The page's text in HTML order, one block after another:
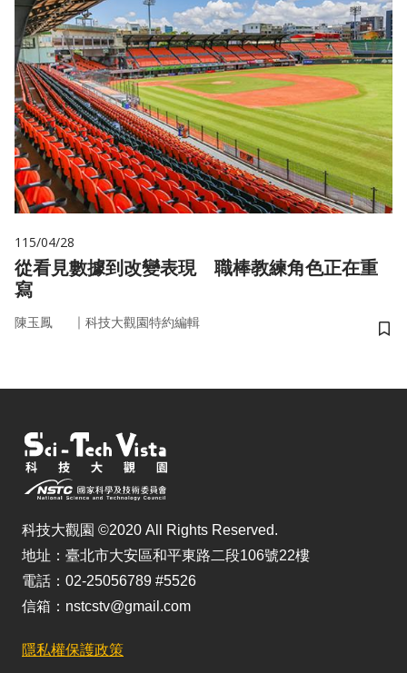
115/04/28
從看見數據到改變表現 職棒教練角色正在重
寫
陳玉鳳 ｜ 科技大觀園特約編輯
儲
科技大觀園 ©2020 All Rights Reserved.
地址：臺北市大安區和平東路二段106號22樓
電話：02-25056789 #5526
信箱：nstcstv@gmail.com
隱私權保護政策